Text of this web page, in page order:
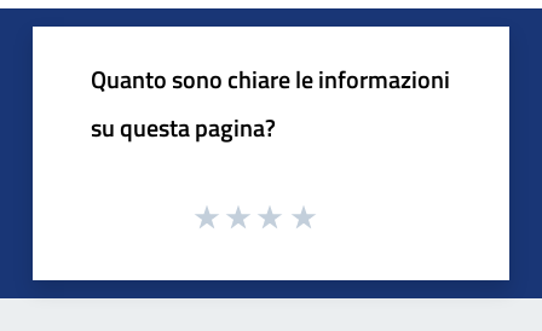
Quanto sono chiare le informazioni
su questa pagina?